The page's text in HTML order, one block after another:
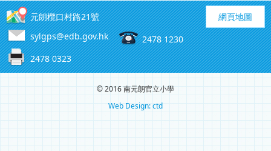
網頁地圖
元朗欖口村路21號
sylgps@edb.gov.hk
2478 1230
2478 0323
© 2016 南元朗官立小學
Web Design: ctd